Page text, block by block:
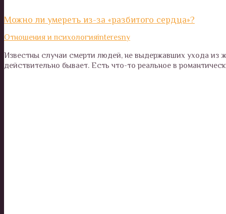
Можно ли умереть из-за «разбитого сердца»?
Отношения и психологияinteresny
Известны случаи смерти людей, не выдержавших ухода из
действительно бывает. Есть что-то реальное в